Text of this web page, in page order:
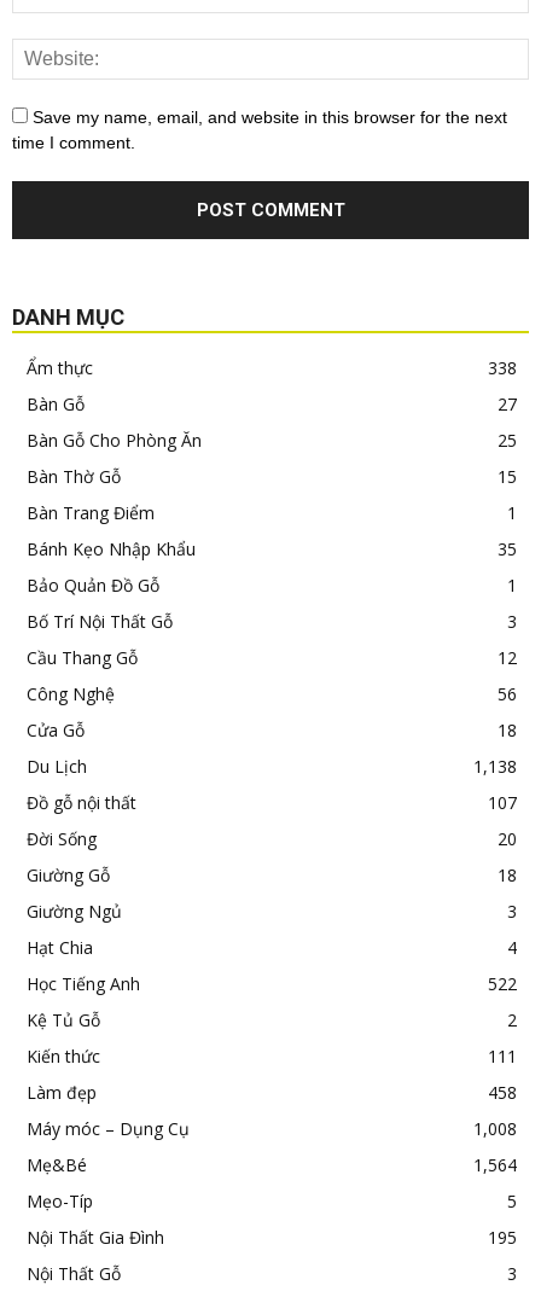
Save my name, email, and website in this browser for the next
time I comment.
DANH MỤC
Ẩm thực
338
Bàn Gỗ
27
Bàn Gỗ Cho Phòng Ăn
25
Bàn Thờ Gỗ
15
Bàn Trang Điểm
1
Bánh Kẹo Nhập Khẩu
35
Bảo Quản Đồ Gỗ
1
Bố Trí Nội Thất Gỗ
3
Cầu Thang Gỗ
12
Công Nghệ
56
Cửa Gỗ
18
Du Lịch
1,138
Đồ gỗ nội thất
107
Đời Sống
20
Giường Gỗ
18
Giường Ngủ
3
Hạt Chia
4
Học Tiếng Anh
522
Kệ Tủ Gỗ
2
Kiến thức
111
Làm đẹp
458
Máy móc – Dụng Cụ
1,008
Mẹ&Bé
1,564
Mẹo-Típ
5
Nội Thất Gia Đình
195
Nội Thất Gỗ
3